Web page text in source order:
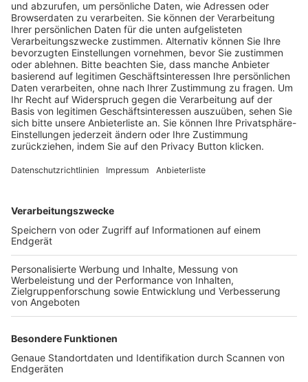
Pässe und Vereinswechsel
Trainerausbildung
Schulungsangebot Vereinsmitarbeiter
BFV-Geschäftsstellen
Trainerbörse
Login SpielPlus
FOLGE DEM BFV
TOP-VEREINE
TOP-PARTNER